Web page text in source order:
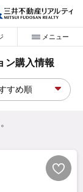
メニュー
ン購入情報